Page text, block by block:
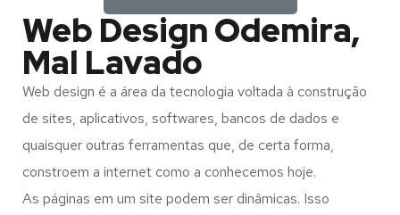
Web Design Odemira,
Mal Lavado
Web design é a área da tecnologia voltada à construção
de sites, aplicativos, softwares, bancos de dados e
quaisquer outras ferramentas que, de certa forma,
constroem a internet como a conhecemos hoje.
As páginas em um site podem ser dinâmicas. Isso